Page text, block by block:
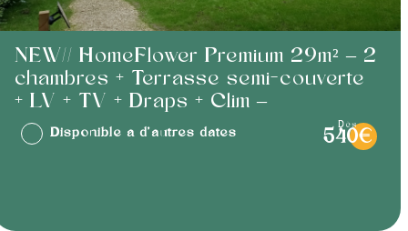
NEW// HomeFlower Premium 29m² – 2
chambres + Terrasse semi-couverte
+ LV + TV + Draps + Clim –
Disponible à d'autres dates
dès
540€